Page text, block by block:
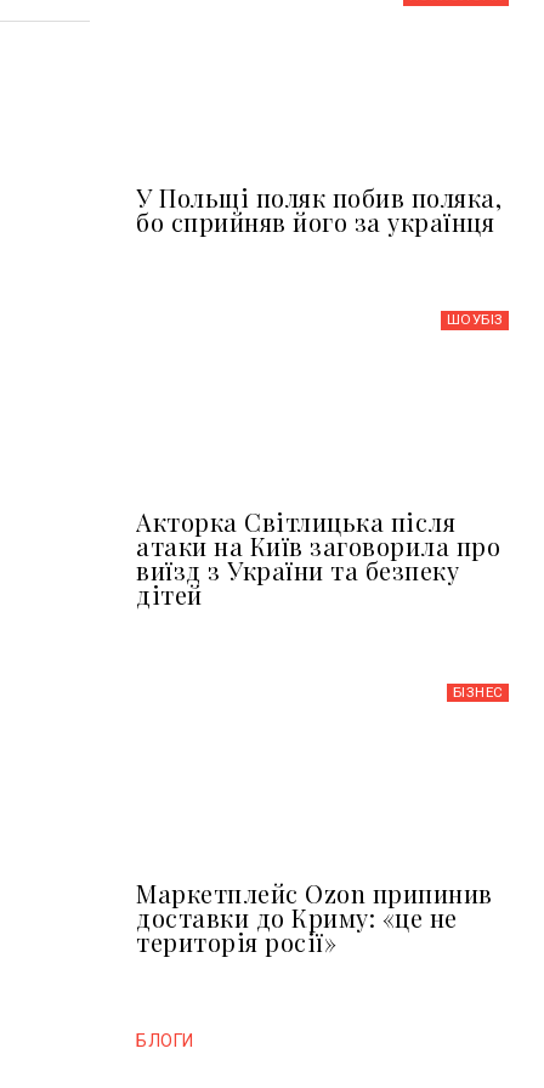
У Польщі поляк побив поляка,
бо сприйняв його за українця
ШОУБIЗ
Акторка Світлицька після
атаки на Київ заговорила про
виїзд з України та безпеку
дітей
БІЗНЕС
Маркетплейс Ozon припинив
доставки до Криму: «це не
територія росії»
БЛОГИ